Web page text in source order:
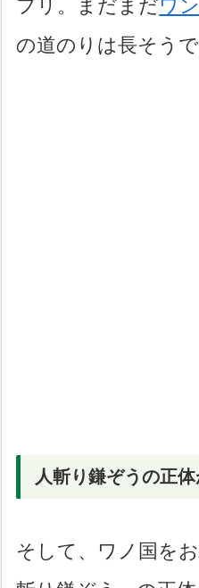
フリ。まだまだワ
の道のりは長そう
人斬り鎌ぞうの正
そして、ワノ国を